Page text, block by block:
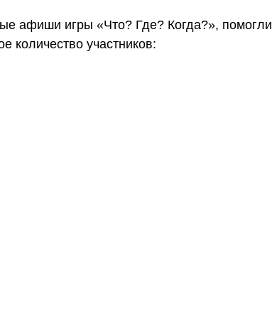
афиши игры «Что? Где? Когда?», помогли
количество участников: